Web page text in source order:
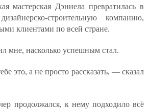
мастерская Дэниела превратилась в
строительную компанию,
клиентами по всей стране.
мне, насколько успешным стал.
это, а не просто рассказать, — сказал
продолжался, к нему подходило всё